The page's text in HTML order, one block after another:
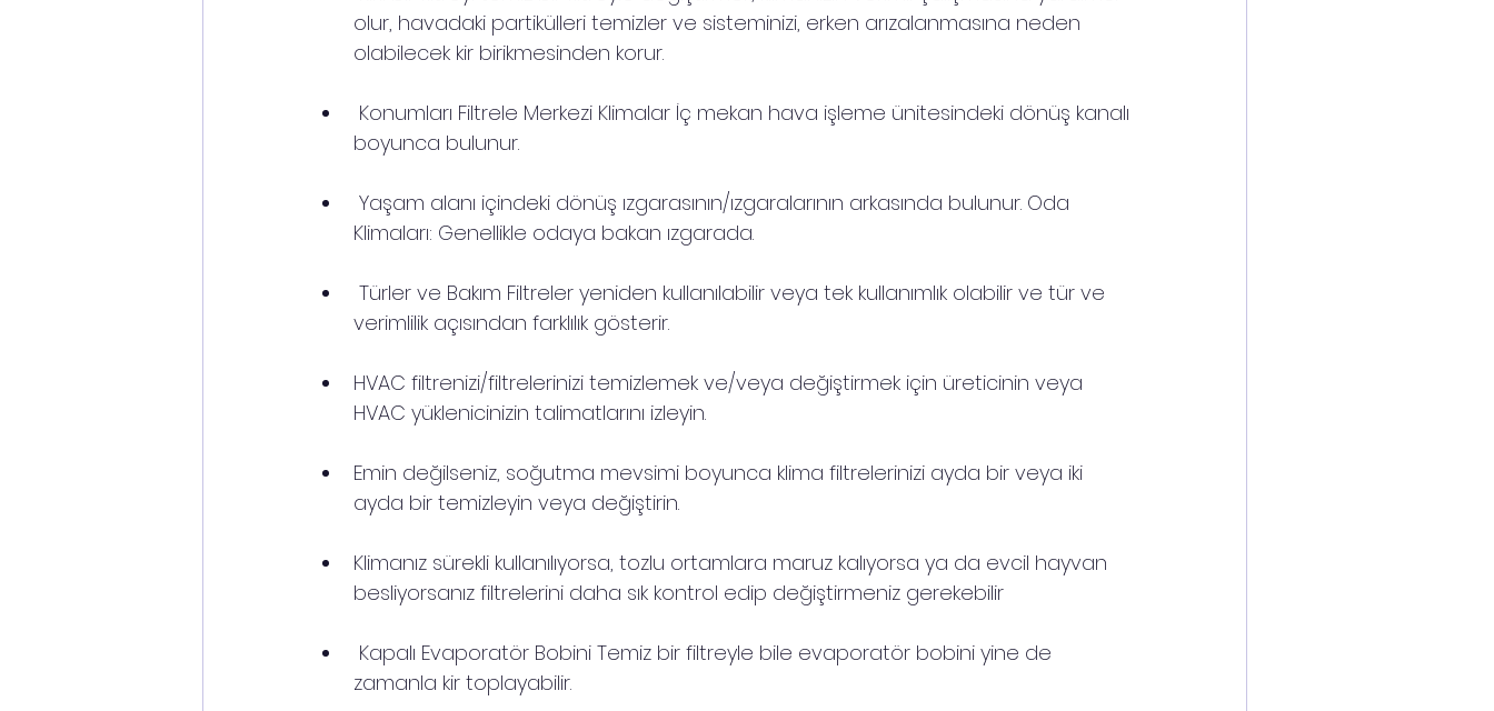
olur, havadaki partikülleri temizler ve sisteminizi, erken arızalanmasına neden
olabilecek kir birikmesinden korur.
Konumları Filtrele Merkezi Klimalar İç mekan hava işleme ünitesindeki dönüş kanalı
boyunca bulunur.
Yaşam alanı içindeki dönüş ızgarasının/ızgaralarının arkasında bulunur. Oda
Klimaları: Genellikle odaya bakan ızgarada.
Türler ve Bakım Filtreler yeniden kullanılabilir veya tek kullanımlık olabilir ve tür ve
verimlilik açısından farklılık gösterir.
HVAC filtrenizi/filtrelerinizi temizlemek ve/veya değiştirmek için üreticinin veya
HVAC yüklenicinizin talimatlarını izleyin.
Emin değilseniz, soğutma mevsimi boyunca klima filtrelerinizi ayda bir veya iki
ayda bir temizleyin veya değiştirin.
Klimanız sürekli kullanılıyorsa, tozlu ortamlara maruz kalıyorsa ya da evcil hayvan
besliyorsanız filtrelerini daha sık kontrol edip değiştirmeniz gerekebilir
Kapalı Evaporatör Bobini Temiz bir filtreyle bile evaporatör bobini yine de
zamanla kir toplayabilir.